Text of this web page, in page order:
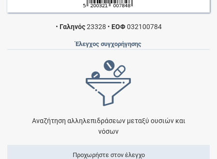
• Γαληνός23328 • ΕΟΦ032100784
Έλεγχος συγχορήγησης
Αναζήτηση αλληλεπιδράσεων μεταξύ ουσιών και
νόσων
Προχωρήστε στον έλεγχο